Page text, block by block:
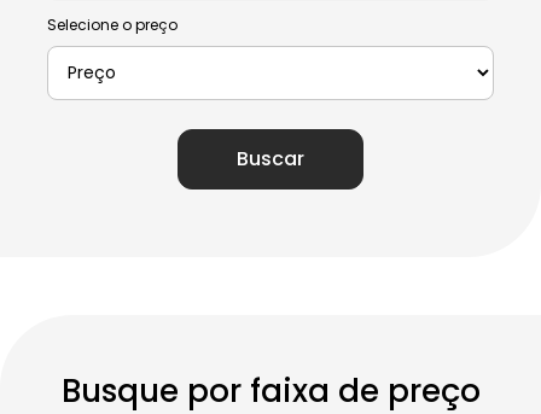
Selecione o preço
Buscar
Busque por faixa de preço